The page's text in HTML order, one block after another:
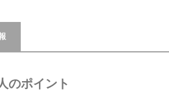
のポイント